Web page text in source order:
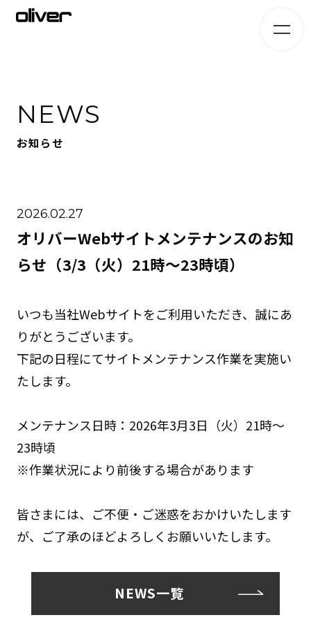
NEWS
お知らせ
2026.02.27
オリバーWebサイトメンテナンスのお知
らせ（3/3（火）21時～23時頃）
いつも当社Webサイトをご利用いただき、誠にあ
りがとうございます。
下記の日程にてサイトメンテナンス作業を実施い
たします。
メンテナンス日時：2026年3月3日（火）21時～
23時頃
※作業状況により前後する場合があります
皆さまには、ご不便・ご迷惑をおかけいたします
が、ご了承のほどよろしくお願いいたします。
NEWS一覧